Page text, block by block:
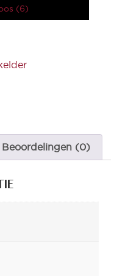
(6)
Beoordelingen (0)